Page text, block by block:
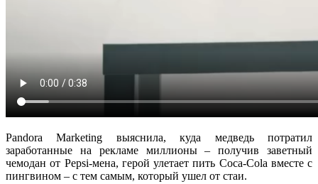
Pandora Marketing выяснила, куда медведь потратил
заработанные на рекламе миллионы – получив заветный
чемодан от Pepsi-мена, герой улетает пить Coca-Cola вместе с
пингвином – с тем самым, который ушел от стаи.